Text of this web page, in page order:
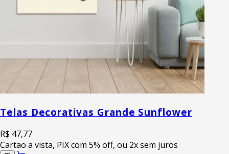
Telas Decorativas Grande Sunflower
R$ 47,77
Cartao a vista, PIX com 5% off, ou 2x sem juros